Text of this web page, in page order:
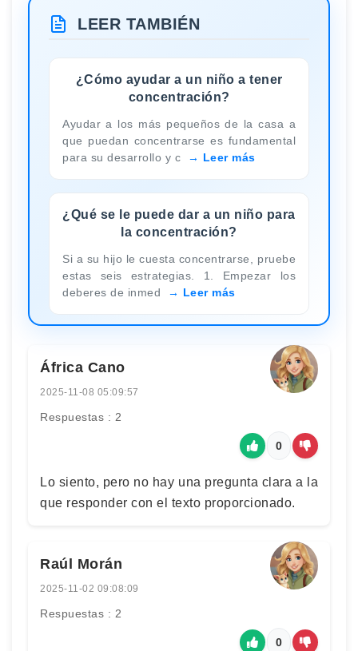
LEER TAMBIÉN
¿Cómo ayudar a un niño a tener
concentración?
Ayudar a los más pequeños de la casa a
que puedan concentrarse es fundamental
para su desarrollo y c
Leer más
¿Qué se le puede dar a un niño para
la concentración?
Si a su hijo le cuesta concentrarse, pruebe
estas seis estrategias. 1. Empezar los
deberes de inmed
Leer más
África Cano
2025-11-08 05:09:57
Respuestas : 2
0
Lo siento, pero no hay una pregunta clara a la
que responder con el texto proporcionado.
Raúl Morán
2025-11-02 09:08:09
Respuestas : 2
0